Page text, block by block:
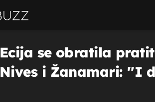
Ecija se obratila
Nives i Žanamari: ''I